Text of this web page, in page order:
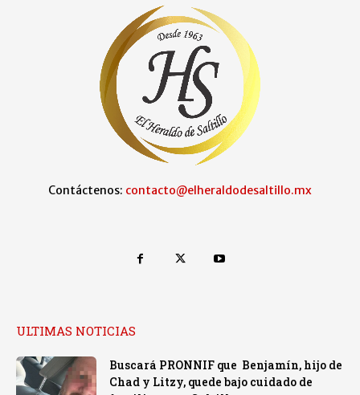
Contáctenos: contacto@elheraldodesaltillo.mx
ULTIMAS NOTICIAS
Buscará PRONNIF que Benjamín, hijo de
Chad y Litzy, quede bajo cuidado de